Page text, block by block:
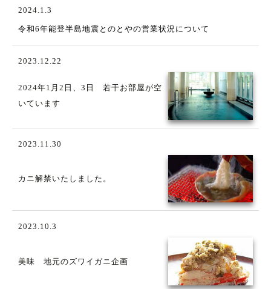
2024.1.3
令和6年能登半島地震とのとやの営業状況について
2023.12.22
2024年1月2日、3日 若干お部屋が空
いています
2023.11.30
カニ解禁いたしました。
2023.10.3
美味 地元のズワイガニ企画